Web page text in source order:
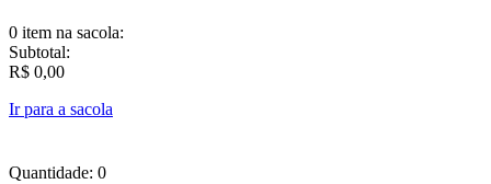
0 item na sacola:
Subtotal:
R$ 0,00
Ir para a sacola
Quantidade: 0